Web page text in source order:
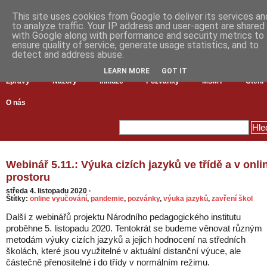
Zprávy Názory Inkluze Pozvánky MŠMT Čtení
O nás
Webinář 5.11.: Výuka cizích jazyků ve třídě a v
prostoru
středa 4. listopadu 2020 ·
Štítky: online vyučování, pandemie, pozvánky, výuka jazyků, zavření škol
Další z webinářů projektu Národního pedagogického institutu
proběhne 5. listopadu 2020. Tentokrát se budeme věnovat různým
metodám výuky cizích jazyků a jejich hodnocení na středních
školách, které jsou využitelné v aktuální distanční výuce, ale
částečně přenositelné i do třídy v normálním režimu.
This site uses cookies from Google to deliver its services
to analyze traffic. Your IP address and user-agent are shared
with Google along with performance and security metrics to
ensure quality of service, generate usage statistics, and to
detect and address abuse.
LEARN MORE GOT IT